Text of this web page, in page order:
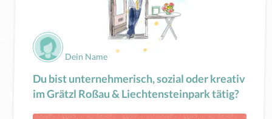
Dein Name
Du bist unternehmerisch, sozial oder kreativ
im Grätzl Roßau & Liechtensteinpark tätig?